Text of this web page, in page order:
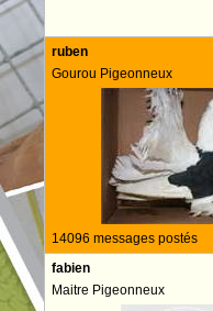
ruben
Gourou Pigeonneux
14096 messages postés
fabien
Maitre Pigeonneux